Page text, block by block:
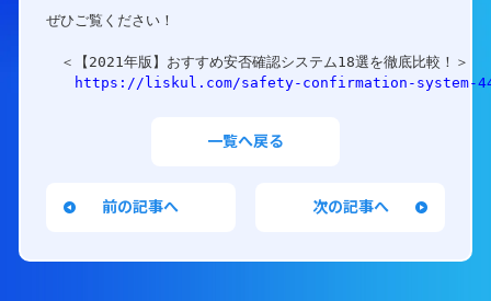
ぜひご覧ください！
https://liskul.com/safety-confirmation-system-
一覧へ戻る
前の記事へ 次の記事へ